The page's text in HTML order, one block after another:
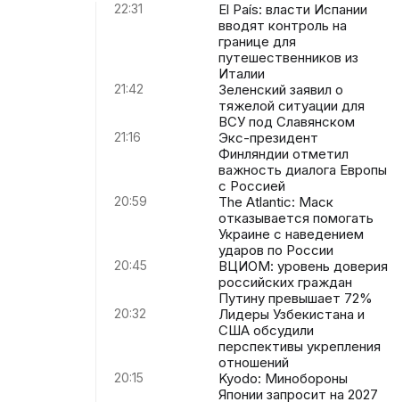
22:31
El País: власти Испании
вводят контроль на
границе для
путешественников из
Италии
21:42
Зеленский заявил о
тяжелой ситуации для
ВСУ под Славянском
21:16
Экс-президент
Финляндии отметил
важность диалога Европы
с Россией
20:59
The Atlantic: Маск
отказывается помогать
Украине с наведением
ударов по России
20:45
ВЦИОМ: уровень доверия
российских граждан
Путину превышает 72%
20:32
Лидеры Узбекистана и
США обсудили
перспективы укрепления
отношений
20:15
Kyodo: Минобороны
Японии запросит на 2027